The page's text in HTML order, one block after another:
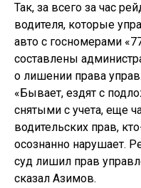
Так, за всего за час
водителя, которые
авто с госномерами
составлены
о лишении права
«Бывает, ездят с
снятыми с учета, еще
водительских прав,
осознанно нарушает.
суд лишил прав
сказал Азимов.